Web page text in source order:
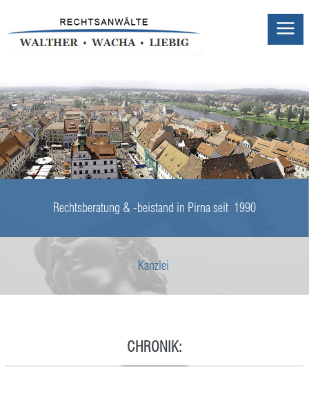
Rechtsberatung & -beistand in Pirna seit 1990
Kanzlei
CHRONIK: